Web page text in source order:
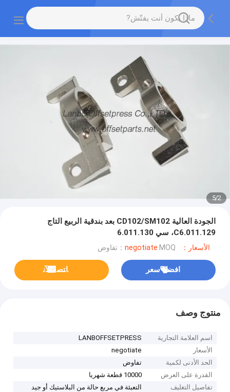
2
/
5
الجودة العالية CD102/SM102 بعد بندقية الربيع التاج
C6.011.129، سي 6.011.130
الأسعار：negotiate MOQ：تفاوض
افضل سعر ﺎﺘﺼﻟ ﺍﻶﻧ
منتوج وصف
اسم العلامة التجارية
LANBOFFSETPRESS
الأسعار
negotiate
الحد الأدنى لكمية
تفاوض
القدرة على العرض
10000 قطعة شهريا
تفاصيل التغليف
التعبئة في مربع حالة من البلاستيك أو جيد